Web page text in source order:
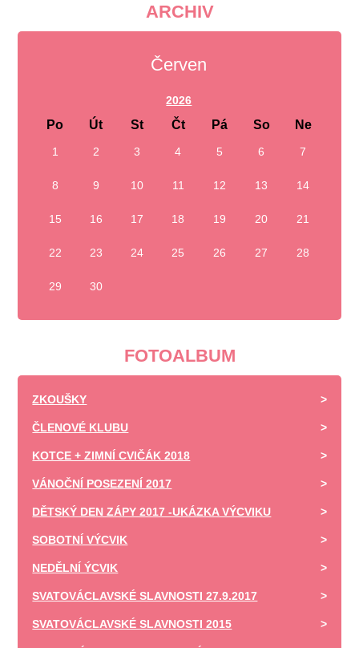
ARCHIV
Červen
2026
Po Út St Čt Pá So Ne
1 2 3 4 5 6 7
8 9 10 11 12 13 14
15 16 17 18 19 20 21
22 23 24 25 26 27 28
29 30
FOTOALBUM
ZKOUŠKY
ČLENOVÉ KLUBU
KOTCE + ZIMNÍ CVIČÁK 2018
VÁNOČNÍ POSEZENÍ 2017
DĚTSKÝ DEN ZÁPY 2017 -UKÁZKA VÝCVIKU
SOBOTNÍ VÝCVIK
NEDĚLNÍ ÝCVIK
SVATOVÁCLAVSKÉ SLAVNOSTI 27.9.2017
SVATOVÁCLAVSKÉ SLAVNOSTI 2015